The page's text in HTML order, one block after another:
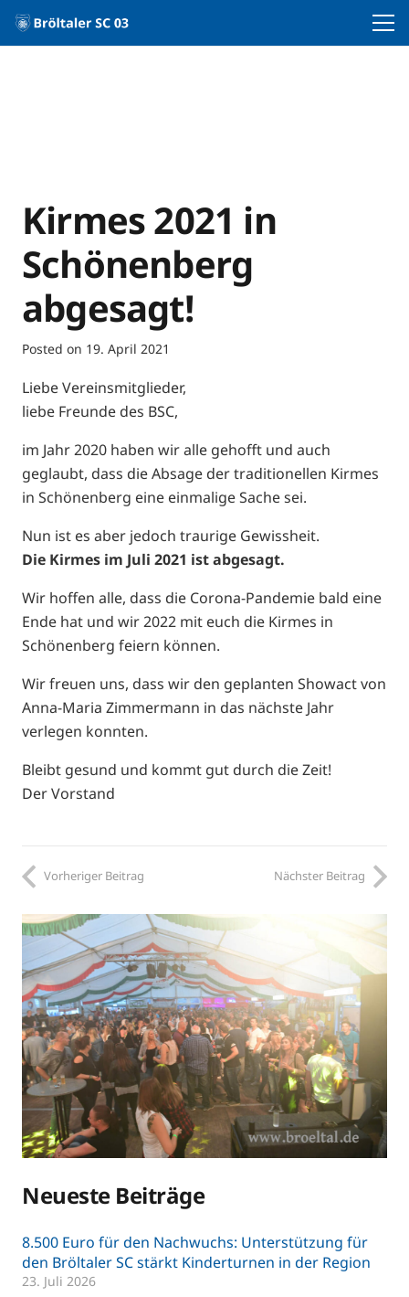
Kirmes 2021 in
Schönenberg
abgesagt!
Posted on 19. April 2021
Liebe Vereinsmitglieder,
liebe Freunde des BSC,
im Jahr 2020 haben wir alle gehofft und auch
geglaubt, dass die Absage der traditionellen Kirmes
in Schönenberg eine einmalige Sache sei.
Nun ist es aber jedoch traurige Gewissheit.
Die Kirmes im Juli 2021 ist abgesagt.
Wir hoffen alle, dass die Corona-Pandemie bald eine
Ende hat und wir 2022 mit euch die Kirmes in
Schönenberg feiern können.
Wir freuen uns, dass wir den geplanten Showact von
Anna-Maria Zimmermann in das nächste Jahr
verlegen konnten.
Bleibt gesund und kommt gut durch die Zeit!
Der Vorstand
Vorheriger Beitrag Nächster Beitrag
Neueste Beiträge
8.500 Euro für den Nachwuchs: Unterstützung für
den Bröltaler SC stärkt Kinderturnen in der Region
23. Juli 2026